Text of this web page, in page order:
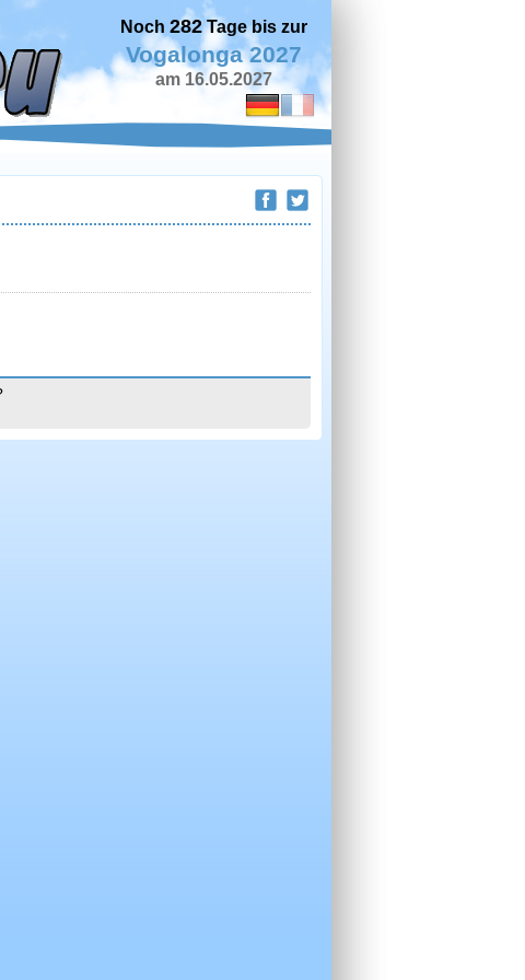
Noch 282Tage bis zur
Vogalonga 2027
am 16.05.2027